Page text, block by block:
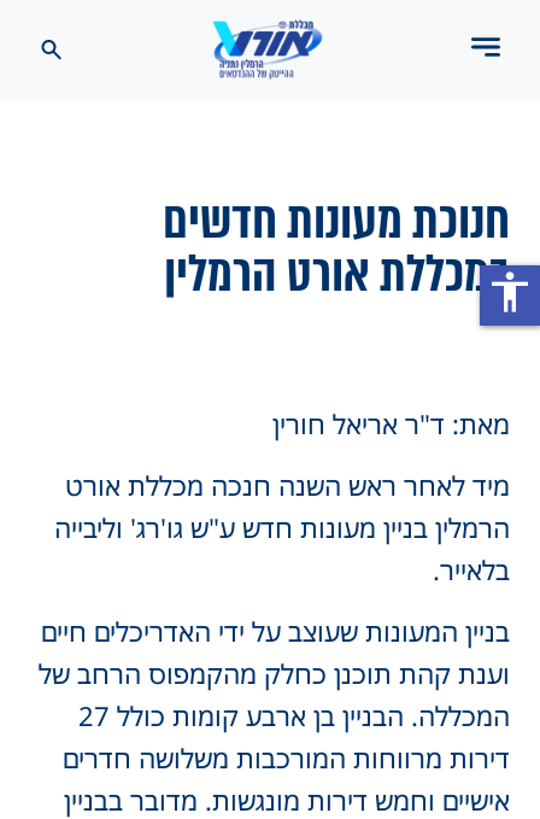
חנוכת מעונות חדשים
במכללת אורט הרמלין
מאת: ד"ר אריאל חורין
מיד לאחר ראש השנה חנכה מכללת אורט
הרמלין בניין מעונות חדש ע"ש גו'רג' וליבייה
בלאייר.
בניין המעונות שעוצב על ידי האדריכלים חיים
וענת קהת תוכנן כחלק מהקמפוס הרחב של
המכללה. הבניין בן ארבע קומות כולל 27
דירות מרווחות המורכבות משלושה חדרים
אישיים וחמש דירות מונגשות. מדובר בבניין
accessibility